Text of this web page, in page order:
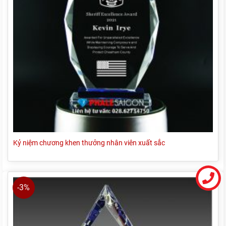
Kỷ niệm chương khen thưởng nhân viên xuất sắc
-3%